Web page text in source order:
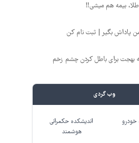
بیمه هم میشی‼️
بهجت برای باطل کردن چشم زخم
وب گردی
خودرو
اندیشکده حکمرانی
هوشمند